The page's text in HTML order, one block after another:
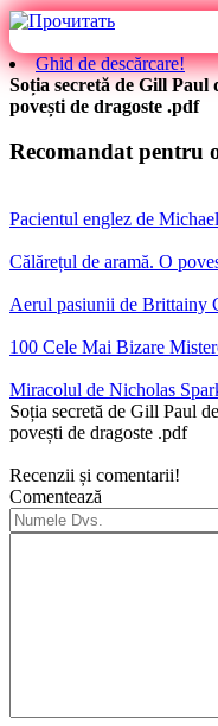
Ghid de descărcare!
Soția secretă de Gill Paul
povești de dragoste .pdf
Recomandat pentru
Pacientul englez de
Călărețul de aramă. O
Aerul pasiunii de Brittainy
100 Cele Mai Bizare
Miracolul de Nicholas
Soția secretă de Gill Paul
povești de dragoste .pdf
Recenzii și comentarii!
Comentează